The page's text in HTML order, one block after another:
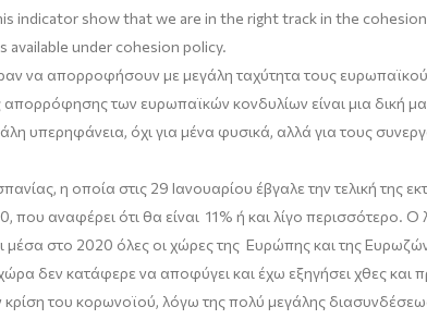
indicator show that we are in the right track in the
under cohesion policy.
να απορροφήσουν με μεγάλη ταχύτητα τους
των ευρωπαϊκών κονδυλίων είναι μια δική
υπερηφάνεια, όχι για μένα φυσικά, αλλά για τους
η οποία στις 29 Ιανουαρίου έβγαλε την τελική της
που αναφέρει ότι θα είναι 11% ή και λίγο περισσότερο. Ο
στο 2020 όλες οι χώρες της Ευρώπης και της
δεν κατάφερε να αποφύγει και έχω εξηγήσει χθες και
του κορωνοϊού, λόγω της πολύ μεγάλης